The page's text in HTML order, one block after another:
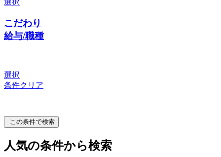
選択
こだわり
給与/職種
選択
条件クリア
この条件で検索
人気の条件から検索